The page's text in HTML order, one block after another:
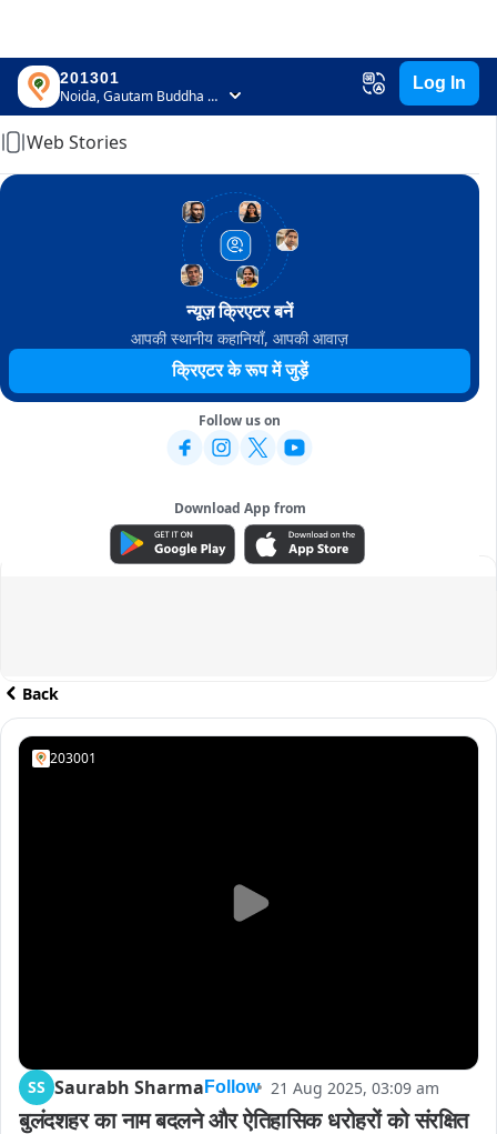
201301
Noida, Gautam Buddha Nagar, Uttar Pradesh
Log In
Home
Web Stories
न्यूज़ क्रिएटर बनें
आपकी स्थानीय कहानियाँ, आपकी आवाज़
क्रिएटर के रूप में जुड़ें
Follow us on
Download App from
ADVERTISEMENT
Back
203001
SS Saurabh Sharma Follow 21 Aug 2025, 03:09 am
बुलंदशहर का नाम बदलने और ऐतिहासिक धरोहरों को संरक्षित